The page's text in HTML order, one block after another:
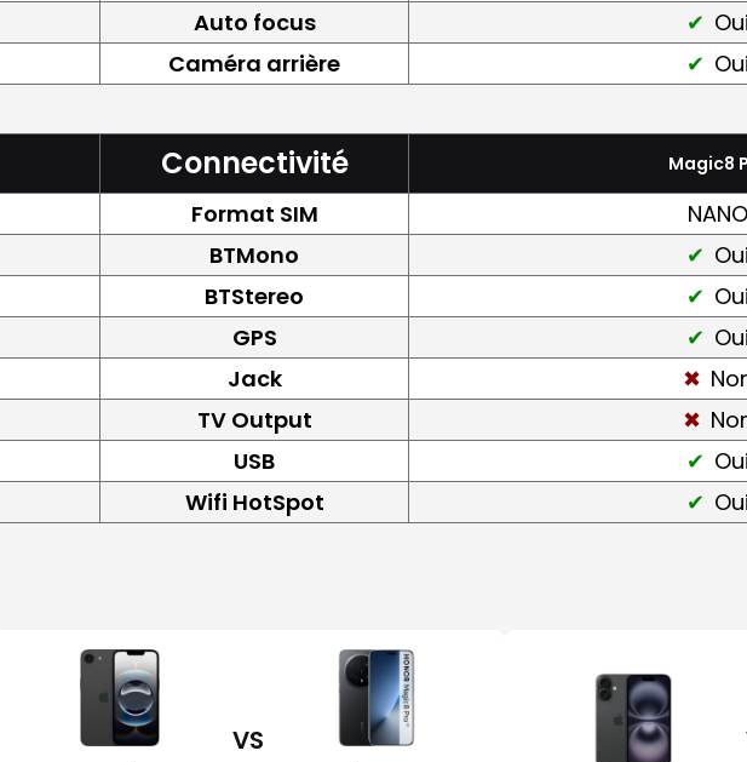
Auto focus
Oui
Caméra arrière Oui
Connectivité Magic8
Format SIM
NANO
BTMono
Oui
BTStereo
Oui
GPS
Oui
Jack
TV Output
USB
Oui
Wifi HotSpot Oui
VS